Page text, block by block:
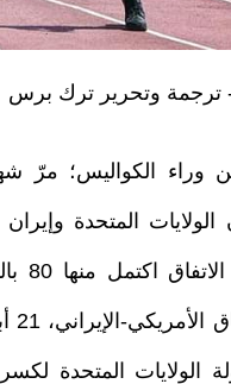
وتحرير ترك برس
وراء الكواليس؛ مرّ
المتحدة وإيران
إلى
الولايات المتحدة